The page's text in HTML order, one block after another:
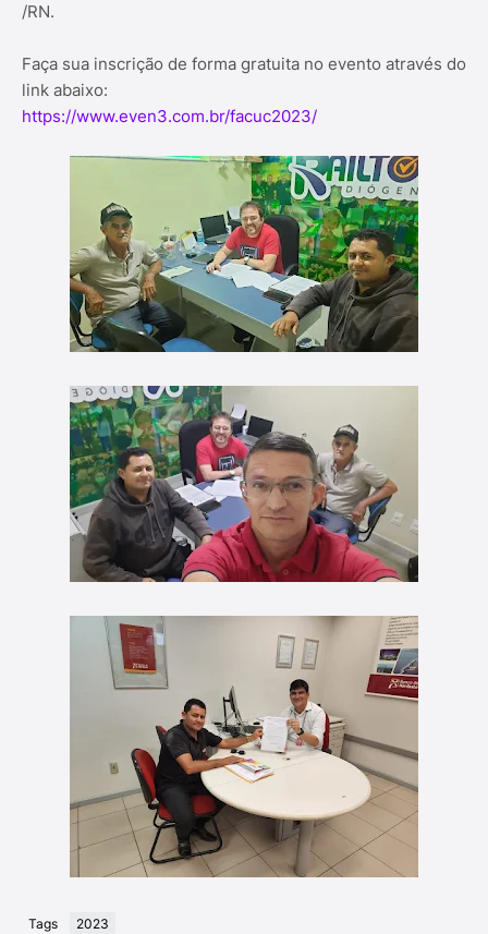
/RN.
Faça sua inscrição de forma gratuita no evento através do
link abaixo:
https://www.even3.com.br/facuc2023/
Tags 2023